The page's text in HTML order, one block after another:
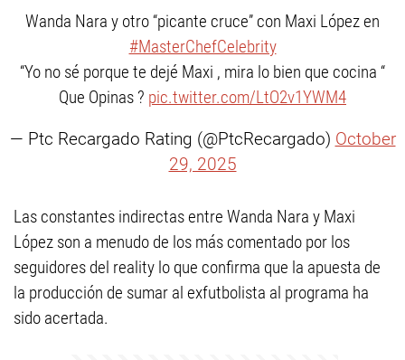
Wanda Nara y otro “picante cruce” con Maxi López en
#MasterChefCelebrity
“Yo no sé porque te dejé Maxi , mira lo bien que cocina “
Que Opinas ? pic.twitter.com/LtO2v1YWM4
— Ptc Recargado Rating (@PtcRecargado) October
29, 2025
Las constantes indirectas entre Wanda Nara y Maxi
López son a menudo de los más comentado por los
seguidores del reality lo que confirma que la apuesta de
la producción de sumar al exfutbolista al programa ha
sido acertada.